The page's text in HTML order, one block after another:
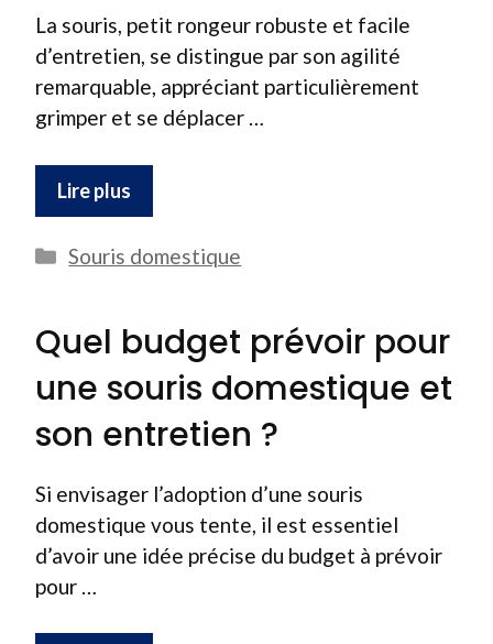
La souris, petit rongeur robuste et facile
d’entretien, se distingue par son agilité
remarquable, appréciant particulièrement
grimper et se déplacer …
Lire plus
Catégories
Souris domestique
Quel budget prévoir pour
une souris domestique et
son entretien ?
Si envisager l’adoption d’une souris
domestique vous tente, il est essentiel
d’avoir une idée précise du budget à prévoir
pour …